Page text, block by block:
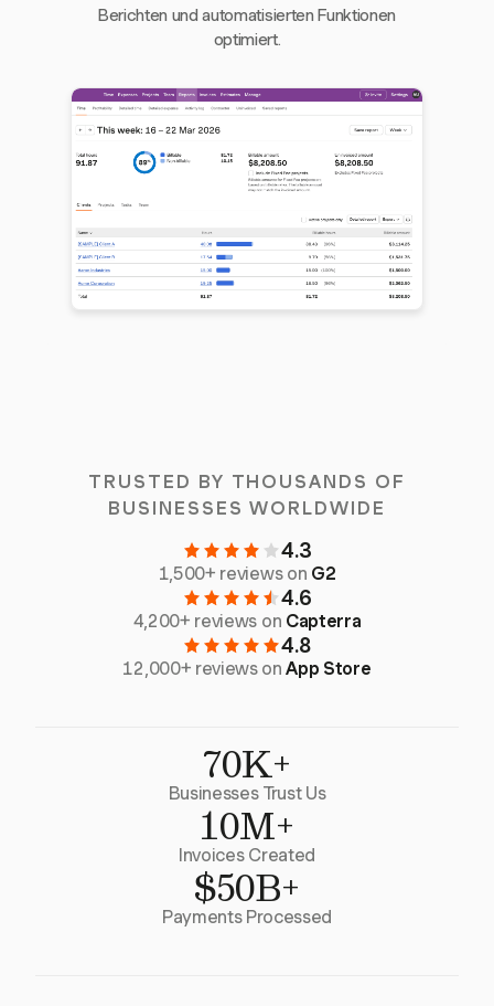
Berichten und automatisierten Funktionen
optimiert.
TRUSTED BY THOUSANDS OF
BUSINESSES WORLDWIDE
4.3
1,500+ reviews on G2
4.6
4,200+ reviews on Capterra
4.8
12,000+ reviews onApp Store
70K+
Businesses Trust Us
10M+
Invoices Created
$50B+
Payments Processed